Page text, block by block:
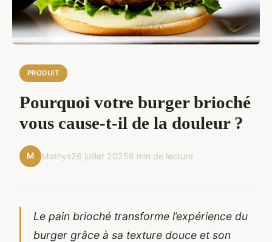
PRODUIT
Pourquoi votre burger brioché
vous cause-t-il de la douleur ?
M Mathys26 juillet 20256 min de lecture
Le pain brioché transforme l’expérience du
burger grâce à sa texture douce et son